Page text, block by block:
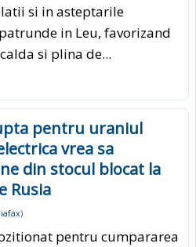
si in asteptarile
in Leu, favorizand
si plina de...
pentru uraniul
vrea sa
din stocul blocat la
Rusia
)
pentru cumpararea